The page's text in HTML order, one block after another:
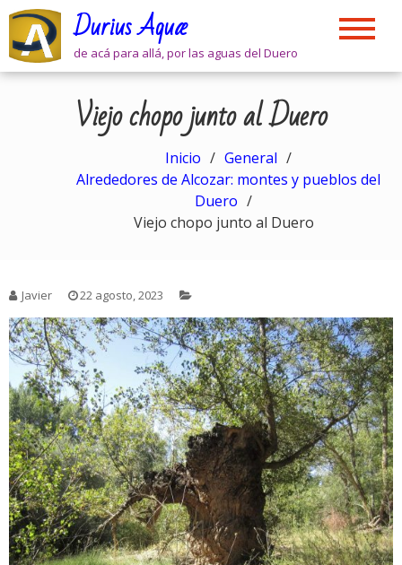
Skip
content
Durius Aquæ
de acá para allá, por las aguas del Duero
Viejo chopo junto al Duero
Inicio
General
Alrededores de Alcozar: montes y pueblos del
Duero
Viejo chopo junto al Duero
Javier 22 agosto, 2023